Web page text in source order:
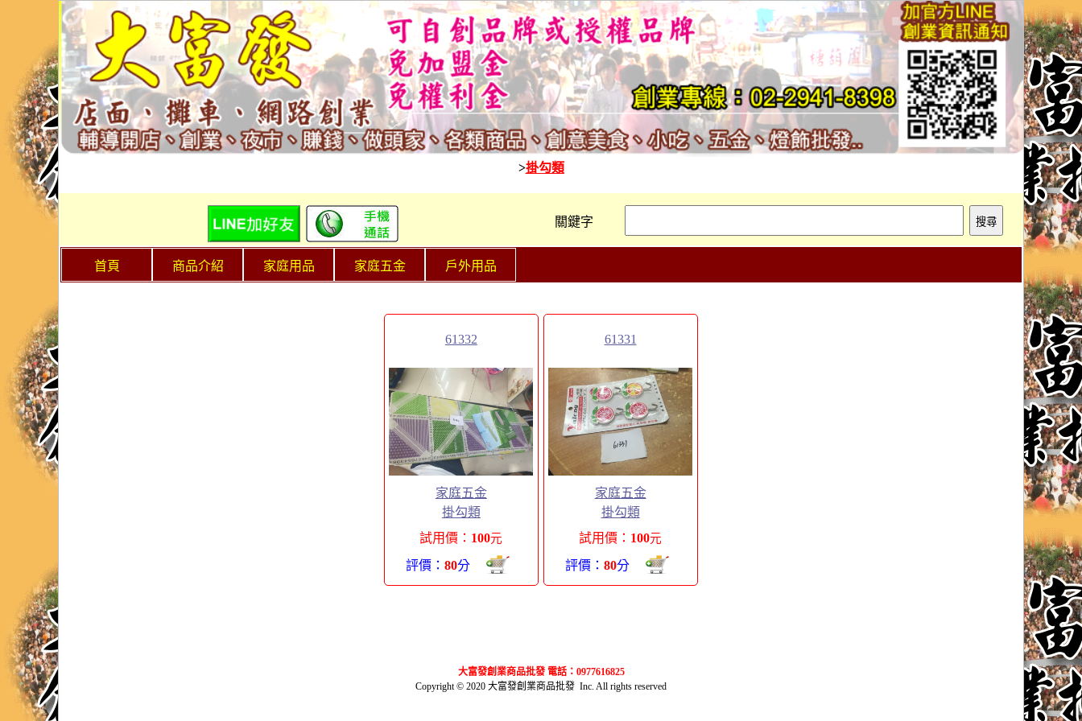
>掛勾類
關鍵字
首頁 商品介紹 家庭用品 家庭五金 戶外用品
61332
家庭五金
掛勾類
試用價： 100元
評價： 80分
61331
家庭五金
掛勾類
試用價： 100元
評價： 80分
大富發創業商品批發 電話：0977616825
Copyright © 2020 大富發創業商品批發 Inc. All rights reserved